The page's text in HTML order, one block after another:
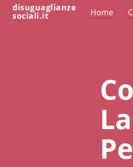
disuguaglianze
sociali.it Home